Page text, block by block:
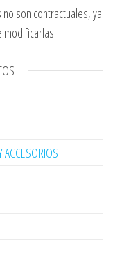
son contractuales, ya